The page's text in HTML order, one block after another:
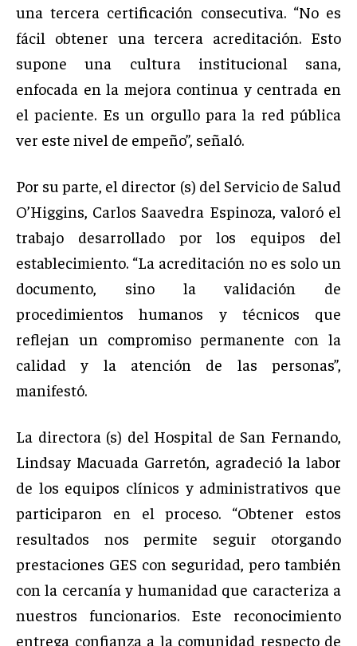
una tercera certificación consecutiva. “No es
fácil obtener una tercera acreditación. Esto
supone una cultura institucional sana,
enfocada en la mejora continua y centrada en
el paciente. Es un orgullo para la red pública
ver este nivel de empeño”, señaló.
Por su parte, el director (s) del Servicio de Salud
O’Higgins, Carlos Saavedra Espinoza, valoró el
trabajo desarrollado por los equipos del
establecimiento. “La acreditación no es solo un
documento, sino la validación de
procedimientos humanos y técnicos que
reflejan un compromiso permanente con la
calidad y la atención de las personas”,
manifestó.
La directora (s) del Hospital de San Fernando,
Lindsay Macuada Garretón, agradeció la labor
de los equipos clínicos y administrativos que
participaron en el proceso. “Obtener estos
resultados nos permite seguir otorgando
prestaciones GES con seguridad, pero también
con la cercanía y humanidad que caracteriza a
nuestros funcionarios. Este reconocimiento
entrega confianza a la comunidad respecto de